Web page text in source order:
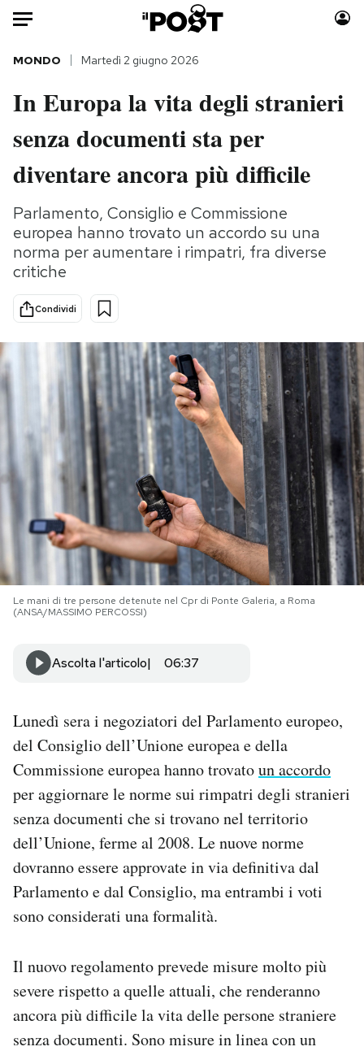
Auto
HOME
Italia
Politica
Tecnologia
Internet
Scienza
Cultura
Economia
Sport
Moda
Consumismi
Storie/Idee
Ok Boomer!
Media
PODCAST
NEWSLETTER
I MIEI PREFERITI
CALENDARIO
AREA PERSONALE
Newsletter
Notifiche mobile
Regala il Post
Hai bisogno di aiuto?
Esci
MONDO Martedì 2 giugno 2026
In Europa la vita degli stranieri
senza documenti sta per
diventare ancora più difficile
Parlamento, Consiglio e Commissione
europea hanno trovato un accordo su una
norma per aumentare i rimpatri, fra diverse
critiche
Condividi
Le mani di tre persone detenute nel Cpr di Ponte Galeria, a Roma
(ANSA/MASSIMO PERCOSSI)
Ascolta l'articolo 06:37
Lunedì sera i negoziatori del Parlamento europeo,
del Consiglio dell’Unione europea e della
Commissione europea hanno trovatoun accordo
per aggiornare le norme sui rimpatri degli stranieri
senza documenti che si trovano nel territorio
dell’Unione, ferme al 2008. Le nuove norme
dovranno essere approvate in via definitiva dal
Parlamento e dal Consiglio, ma entrambi i voti
sono considerati una formalità.
Il nuovo regolamento prevede misure molto più
severe rispetto a quelle attuali, che renderanno
ancora più difficile la vita delle persone straniere
senza documenti. Sono misure in linea con un